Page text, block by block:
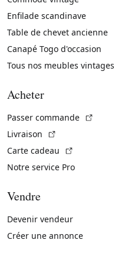
Enfilade scandinave
Table de chevet ancienne
Canapé Togo d'occasion
Tous nos meubles vintages
Acheter
Passer commande
Livraison
Carte cadeau
Notre service Pro
Vendre
Devenir vendeur
Créer une annonce